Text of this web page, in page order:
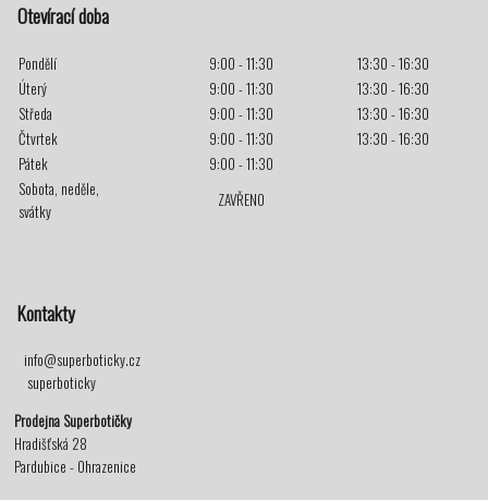
Otevírací doba
Pondělí 9:00 - 11:30
13:30 - 16:30
Úterý
9:00 - 11:30
13:30 - 16:30
Středa
9:00 - 11:30
13:30 - 16:30
Čtvrtek
9:00 - 11:30
13:30 - 16:30
Pátek
9:00 - 11:30
Sobota, neděle,
svátky
ZAVŘENO
Kontakty
info@superboticky.cz
superboticky
Prodejna Superbotičky
Hradišťská 28
Pardubice - Ohrazenice